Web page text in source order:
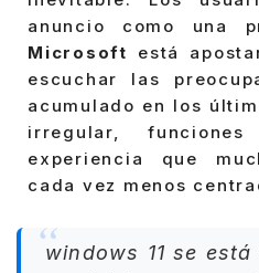
anuncio como una
Microsoft está
escuchar las
acumulado en los
irregular,
experiencia que
cada vez menos
windows 11 se